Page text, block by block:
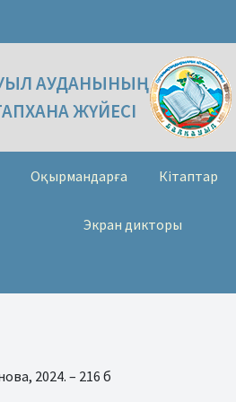
АУДАНЫНЫҢ
ЖҮЙЕСІ
Оқырмандарға Кітаптар
Экран дикторы
2024. – 216 б